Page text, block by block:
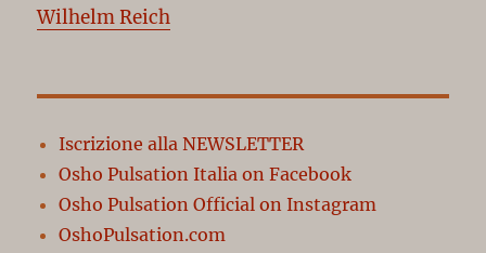
Wilhelm Reich
Iscrizione alla NEWSLETTER
Osho Pulsation Italia on Facebook
Osho Pulsation Official on Instagram
OshoPulsation.com